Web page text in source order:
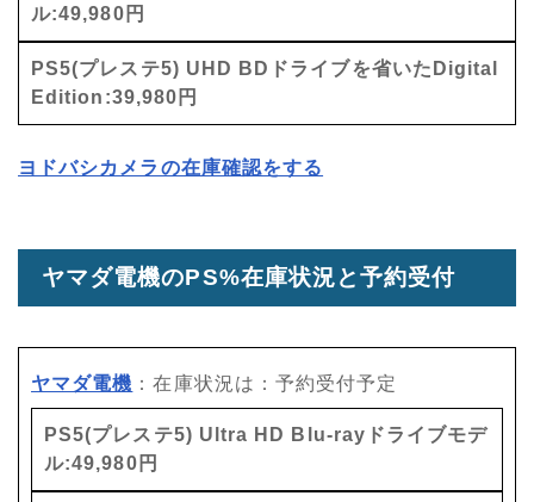
ル:49,980円
PS5(プレステ5) UHD BDドライブを省いたDigital
Edition:39,980円
ヨドバシカメラの在庫確認をする
ヤマダ電機のPS%在庫状況と予約受付
ヤマダ電機 ：在庫状況は：予約受付予定
PS5(プレステ5) Ultra HD Blu-rayドライブモデ
ル:49,980円